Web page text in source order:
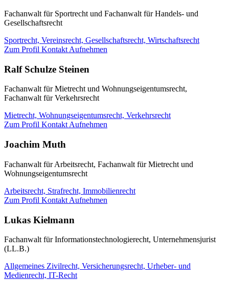
Fachanwalt für Sportrecht und Fachanwalt für Handels- und
Gesellschaftsrecht
Sportrecht, Vereinsrecht, Gesellschaftsrecht, Wirtschaftsrecht
Zum Profil Kontakt Aufnehmen
Ralf Schulze Steinen
Fachanwalt für Mietrecht und Wohnungseigentumsrecht,
Fachanwalt für Verkehrsrecht
Mietrecht, Wohnungseigentumsrecht, Verkehrsrecht
Zum Profil Kontakt Aufnehmen
Joachim Muth
Fachanwalt für Arbeitsrecht, Fachanwalt für Mietrecht und
Wohnungseigentumsrecht
Arbeitsrecht, Strafrecht, Immobilienrecht
Zum Profil Kontakt Aufnehmen
Lukas Kielmann
Fachanwalt für Informationstechnologierecht, Unternehmensjurist
(LL.B.)
Allgemeines Zivilrecht, Versicherungsrecht, Urheber- und
Medienrecht, IT-Recht